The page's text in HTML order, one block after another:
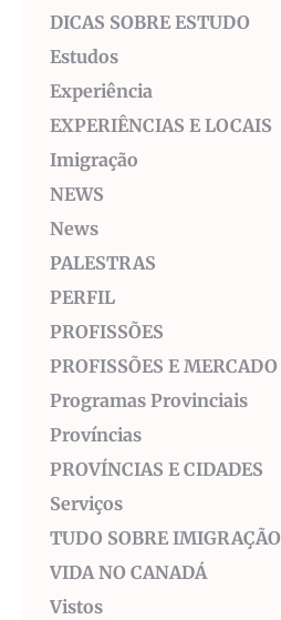
DICAS SOBRE ESTUDO
Estudos
Experiência
EXPERIÊNCIAS E LOCAIS
Imigração
NEWS
News
PALESTRAS
PERFIL
PROFISSÕES
PROFISSÕES E MERCADO
Programas Provinciais
Províncias
PROVÍNCIAS E CIDADES
Serviços
TUDO SOBRE IMIGRAÇÃO
VIDA NO CANADÁ
Vistos